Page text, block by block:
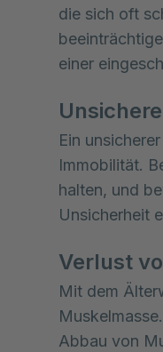
die sich oft
einer
Ein
Immobilität.
halten, und
Unsicherheit
Verlust
Mit dem
Abbau von